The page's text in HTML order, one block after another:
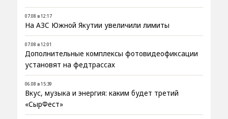
07.08 в 12:17
На АЗС Южной Якутии увеличили лимиты
07.08 в 12:01
Дополнительные комплексы фотовидеофиксации
установят на федтрассах
06.08 в 15:39
Вкус, музыка и энергия: каким будет третий
«СырФест»